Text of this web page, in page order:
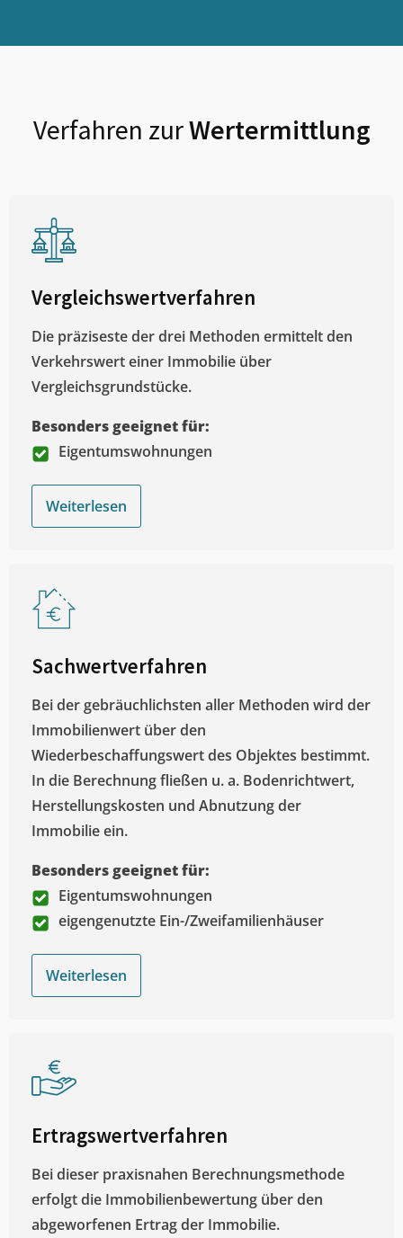
Verfahren zurWertermittlung
Vergleichswertverfahren
Die präziseste der drei Methoden ermittelt den
Verkehrswert einer Immobilie über
Vergleichsgrundstücke.
Besonders geeignet für:
Eigentumswohnungen
Weiterlesen
Sachwertverfahren
Bei der gebräuchlichsten aller Methoden wird der
Immobilienwert über den
Wiederbeschaffungswert des Objektes bestimmt.
In die Berechnung fließen u. a. Bodenrichtwert,
Herstellungskosten und Abnutzung der
Immobilie ein.
Besonders geeignet für:
Eigentumswohnungen
eigengenutzte Ein-/Zweifamilienhäuser
Weiterlesen
Ertragswertverfahren
Bei dieser praxisnahen Berechnungsmethode
erfolgt die Immobilienbewertung über den
abgeworfenen Ertrag der Immobilie.